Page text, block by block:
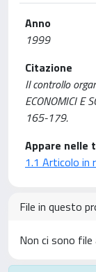
Anno
1999
Citazione
Il controllo
ECONOMICI E
165-179.
Appare nelle
1.1 Articolo in
File in questo
Non ci sono